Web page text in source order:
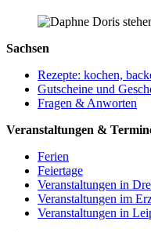
Sachsen
Rezepte: kochen,
Gutscheine und
Fragen & Anworten
Veranstaltungen &
Ferien
Feiertage
Veranstaltungen in
Veranstaltungen im
Veranstaltungen in